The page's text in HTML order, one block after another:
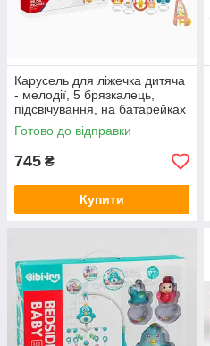
Карусель для ліжечка дитяча
- мелодії, 5 брязкалець,
підсвічування, на батарейках
HE 0312
Готово до відправки
745 ₴
Купити